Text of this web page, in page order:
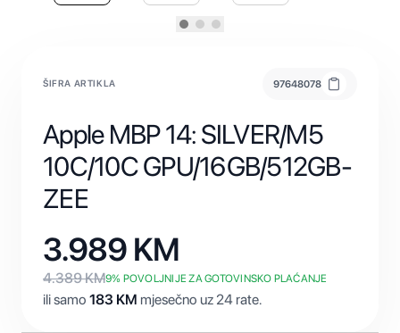
ŠIFRA ARTIKLA 97648078
Apple MBP 14: SILVER/M5
10C/10C GPU/16GB/512GB-
ZEE
3.989 KM
4.389KM9% POVOLJNIJE ZA GOTOVINSKO PLAĆANJE
ili samo 183 KM mjesečno uz 24 rate.